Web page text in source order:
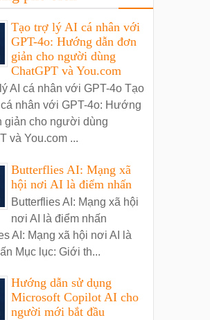
Tạo trợ lý AI cá nhân với
GPT-4o: Hướng dẫn đơn
giản cho người dùng
ChatGPT và You.com
AI cá nhân với GPT-4o Tạo
nhân với GPT-4o: Hướng
giản cho người dùng
và You.com ...
Butterflies AI: Mạng xã
hội nơi AI là điểm nhấn
Butterflies AI: Mạng xã hội
nơi AI là điểm nhấn
AI: Mạng xã hội nơi AI là
Mục lục: Giới th...
Hướng dẫn sử dụng
Microsoft Copilot AI cho
người mới bắt đầu